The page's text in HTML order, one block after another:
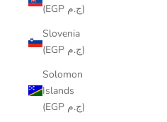
(EGP ج.م)
Slovenia
(EGP ج.م)
Solomon
Islands
(EGP ج.م)